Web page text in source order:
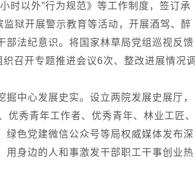
时以外”行为规范》等工作制度，签订承
狱开展警示教育等活动，开展酒驾、醉
部法纪意识。将国家林草局党组巡视反馈
召开专题推进会议6次、整改进展情况调
中心发展史实。设立两院发展史展厅，
秀青年工作者、优秀青年、林业工匠、
绿色党建微信公众号等局权威媒体发布深
用身边的人和事激发干部职工干事创业热